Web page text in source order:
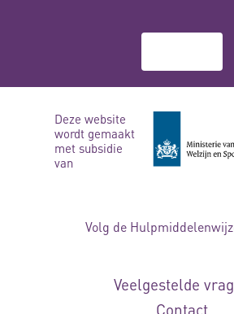
Deze website
wordt gemaakt
met subsidie
van
Volg de
Veelgestelde
Contact